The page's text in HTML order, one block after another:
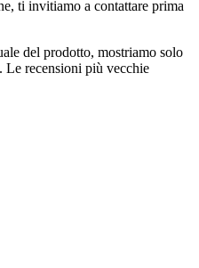
ti invitiamo a contattare prima
del prodotto, mostriamo solo
recensioni più vecchie